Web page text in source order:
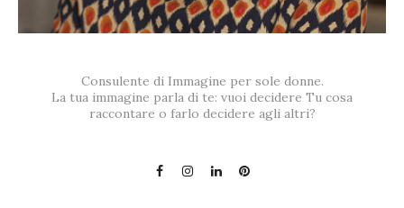
Consulente di Immagine per sole donne.
La tua immagine parla di te: vuoi decidere Tu cosa
raccontare o farlo decidere agli altri?